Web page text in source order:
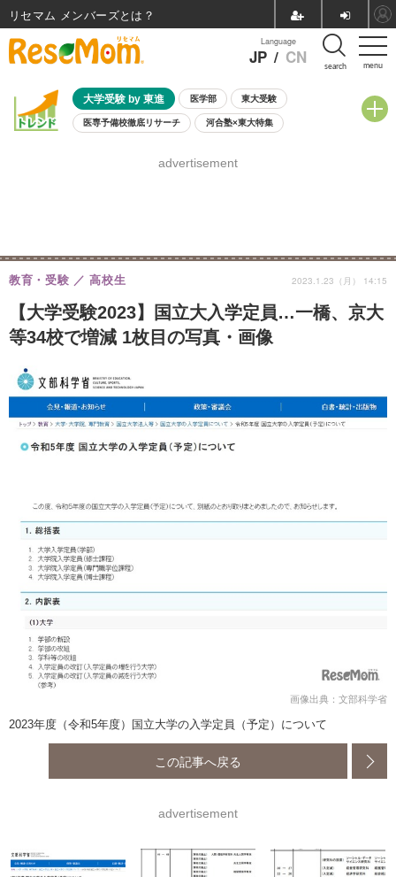
menu
Language
JP / CN search
大学受験 by 東進 医学部 東大受験
医専予備校徹底リサーチ 河合塾×東大特集
8月開催学校説明会・相談会
advertisement
【大学受験2023】国立大入学定員…一橋、京大
等34校で増減 1枚目の写真・画像
教育・受験 高校生 2023.1.23（月） 14:15
画像出典：文部科学省
2023年度（令和5年度）国立大学の入学定員（予定）について
この記事へ戻る
advertisement
リセマム メンバーズ